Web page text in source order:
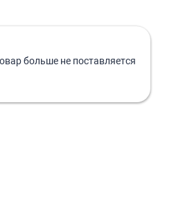
больше не поставляется